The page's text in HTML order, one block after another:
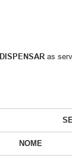
DISPENSAR as
NOME